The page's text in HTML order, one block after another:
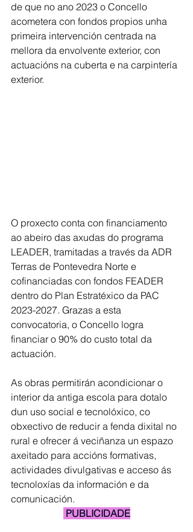
de que no ano 2023 o Concello
acometera con fondos propios unha
primeira intervención centrada na
mellora da envolvente exterior, con
actuacións na cuberta e na carpintería
exterior.
O proxecto conta con financiamento
ao abeiro das axudas do programa
LEADER, tramitadas a través da ADR
Terras de Pontevedra Norte e
cofinanciadas con fondos FEADER
dentro do Plan Estratéxico da PAC
2023-2027. Grazas a esta
convocatoria, o Concello logra
financiar o 90% do custo total da
actuación.
As obras permitirán acondicionar o
interior da antiga escola para dotalo
dun uso social e tecnolóxico, co
obxectivo de reducir a fenda dixital no
rural e ofrecer á veciñanza un espazo
axeitado para accións formativas,
actividades divulgativas e acceso ás
tecnoloxías da información e da
comunicación.
PUBLICIDADE